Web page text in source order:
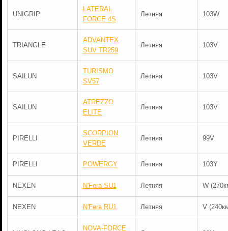
UNIGRIP
LATERAL
FORCE 4S
Летняя 103W
TRIANGLE
ADVANTEX
SUV TR259
Летняя 103V
SAILUN
TURISMO
SV57
Летняя 103V
SAILUN
ATREZZO
ELITE
Летняя 103V
PIRELLI
SCORPION
VERDE
Летняя 99V
PIRELLI POWERGY Летняя 103Y
NEXEN N'Fera SU1 Летняя W
NEXEN N'Fera RU1 Летняя V
NOVA-FORCE